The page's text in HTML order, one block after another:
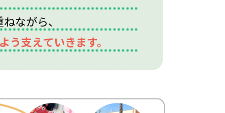
ながら、
支えていきます。